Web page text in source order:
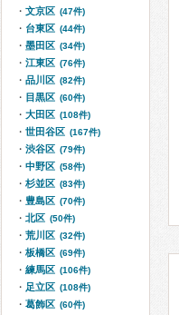
文京区 (47件)
台東区 (44件)
墨田区 (34件)
江東区 (76件)
品川区 (82件)
目黒区 (60件)
大田区 (108件)
世田谷区 (167件)
渋谷区 (79件)
中野区 (58件)
杉並区 (83件)
豊島区 (70件)
北区 (50件)
荒川区 (32件)
板橋区 (69件)
練馬区 (106件)
足立区 (108件)
葛飾区 (60件)